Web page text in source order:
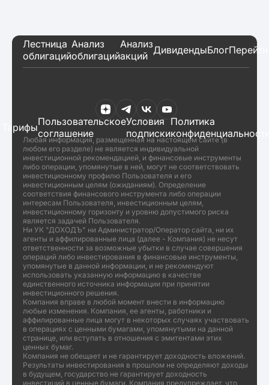
Лестница
облигаций
Анализ
облигаций
Анализ
акций ДивидендыБлог
ТарифыПользовательское
соглашение
Условия
подписки
Политика
Любая информация, размещенная на настоящем сайте (в
любом его разделе) не является индивидуальной
инвестиционной рекомендацией, и финансовые инструменты
либо операции, упомянутые в ней, могут не соответствовать
инвестиционному профилю Пользователя и его
инвестиционным целям (ожиданиям). Определение
соответствия финансового инструмента либо операции
интересам Пользователя, инвестиционным целям,
инвестиционному горизонту и уровню допустимого риска
является задачей Пользователя.
Ни УК "ДОХОДЪ" ни Администратор/Оператор сайта, ни их
агенты и аффилированные лица (далее - Компания) не несут
ответственности за возможные убытки в случае совершения
операций либо инвестирования в финансовые инструменты,
упомянутые в данной информации, и не рекомендуют
использовать указанную информацию в качестве
единственного источника информации при принятии
инвестиционного решения.
Компания вправе в любой момент внести в информацию
любые изменения. Компания, ее агенты, работники и
аффилированные лица могут в некоторых случаях участвовать
в операциях с ценными бумагами, упомянутыми на данной
странице, или вступать в отношения с эмитентами этих
ценных бумаг.
Компания не обещает и не гарантирует доходность вложений.
Результаты инвестирования в прошлом не определяют доходы
в будущем, государство не гарантирует доходность
инвестиций в ценные бумаги. Компания предупреждает, что